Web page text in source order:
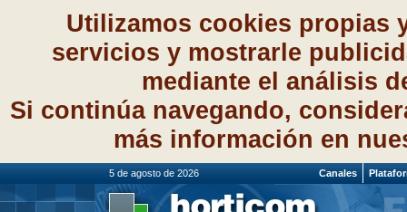
Utilizamos cookies propias
servicios y mostrarle
mediante el análisis
Si continúa navegando,
más información en
5 de agosto de 2026 Canales